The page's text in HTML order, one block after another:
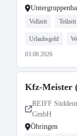
Vollzeit Teilzeit
Urlaubsgeld
03.08.2026
Kfz-Meister
REIFF
GmbH
Öhringen